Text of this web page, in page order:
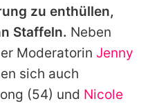
zu enthüllen,
Staffeln. Neben
Moderatorin Jenny
sich auch
(54) und Nicole